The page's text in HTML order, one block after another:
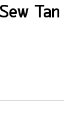
Tan